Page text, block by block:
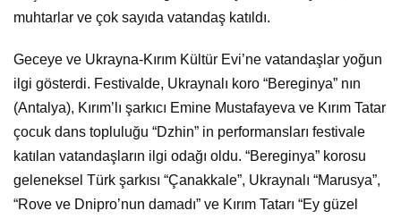
muhtarlar ve çok sayıda vatandaş katıldı.
Geceye ve Ukrayna-Kırım Kültür Evi’ne vatandaşlar yoğun
ilgi gösterdi. Festivalde, Ukraynalı koro “Bereginya” nın
(Antalya), Kırım’lı şarkıcı Emine Mustafayeva ve Kırım Tatar
çocuk dans topluluğu “Dzhin” in performansları festivale
katılan vatandaşların ilgi odağı oldu. “Bereginya” korosu
geleneksel Türk şarkısı “Çanakkale”, Ukraynalı “Marusya”,
“Rove ve Dnipro’nun damadı” ve Kırım Tatarı “Ey güzel